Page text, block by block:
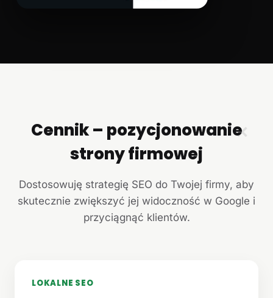
✕
Cennik – pozycjonowanie
strony firmowej
Dostosowuję strategię SEO do Twojej firmy, aby
skutecznie zwiększyć jej widoczność w Google i
przyciągnąć klientów.
LOKALNE SEO